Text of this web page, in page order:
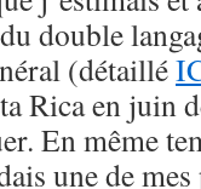
double
(détaillé
Rica en juin
En même
une de